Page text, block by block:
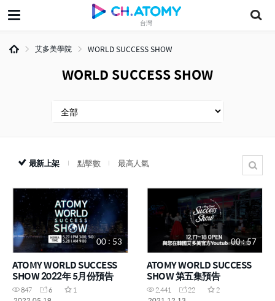
台灣
艾多美學院 WORLD SUCCESS SHOW
WORLD SUCCESS SHOW
最新上架 點擊數 最高人氣
00 : 53
ATOMY WORLD SUCCESS
SHOW 2022年 5月份預告
847 6
1
00 : 57
ATOMY WORLD SUCCESS
SHOW 第五集預告
2,441 22
2